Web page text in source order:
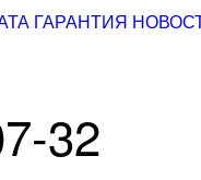
ГАРАНТИЯ
32